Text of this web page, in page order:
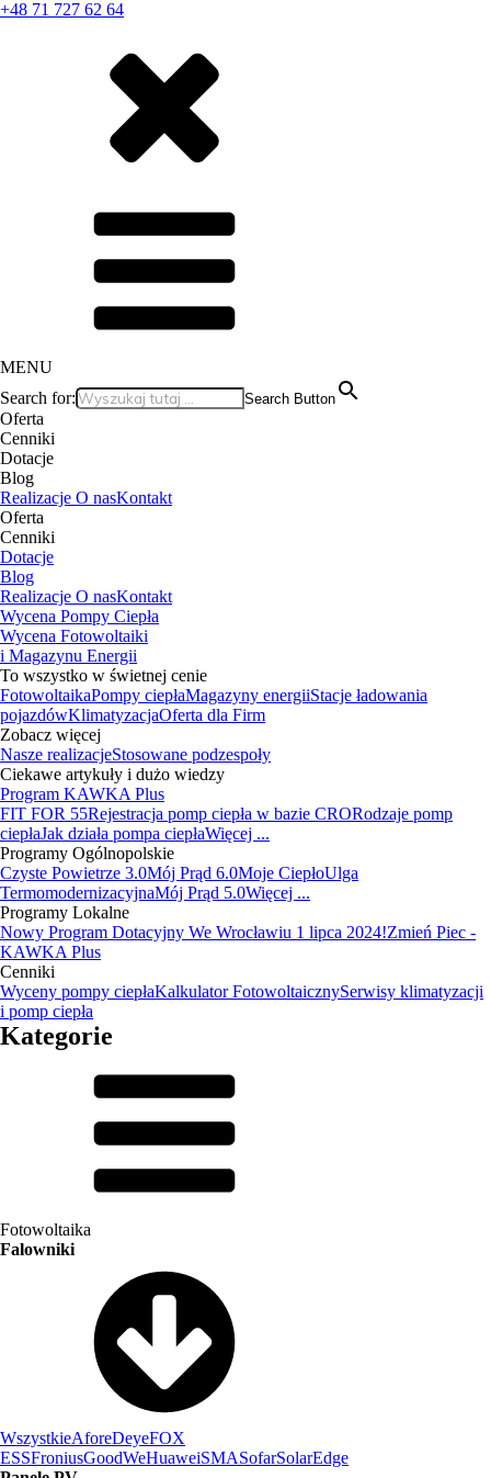
+48 71 727 62 64
MENU
Search for:
Search Button
Oferta
Cenniki
Dotacje
Blog
Realizacje O nasKontakt
Oferta
Cenniki
Dotacje
Blog
Realizacje O nasKontakt
Wycena Pompy Ciepła
Wycena Fotowoltaiki
i Magazynu Energii
To wszystko w świetnej cenie
FotowoltaikaPompy ciepłaMagazyny energiiStacje ładowania
pojazdówKlimatyzacjaOferta dla Firm
Zobacz więcej
Nasze realizacjeStosowane podzespoły
Ciekawe artykuły i dużo wiedzy
Program KAWKA Plus
FIT FOR 55Rejestracja pomp ciepła w bazie CRORodzaje pomp
ciepłaJak działa pompa ciepłaWięcej ...
Programy Ogólnopolskie
Czyste Powietrze 3.0Mój Prąd 6.0Moje CiepłoUlga
TermomodernizacyjnaMój Prąd 5.0Więcej ...
Programy Lokalne
Nowy Program Dotacyjny We Wrocławiu 1 lipca 2024!Zmień Piec -
KAWKA Plus
Cenniki
Wyceny pompy ciepłaKalkulator FotowoltaicznySerwisy klimatyzacji
i pomp ciepła
Kategorie
Fotowoltaika
Falowniki
WszystkieAforeDeyeFOX
ESSFroniusGoodWeHuaweiSMASofarSolarEdge